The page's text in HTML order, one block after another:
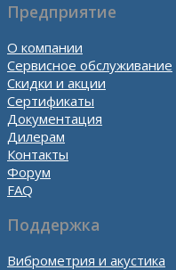
Предприятие
О компании
Сервисное обслуживание
Скидки и акции
Сертификаты
Документация
Дилерам
Контакты
Форум
FAQ
Поддержка
Виброметрия и акустика